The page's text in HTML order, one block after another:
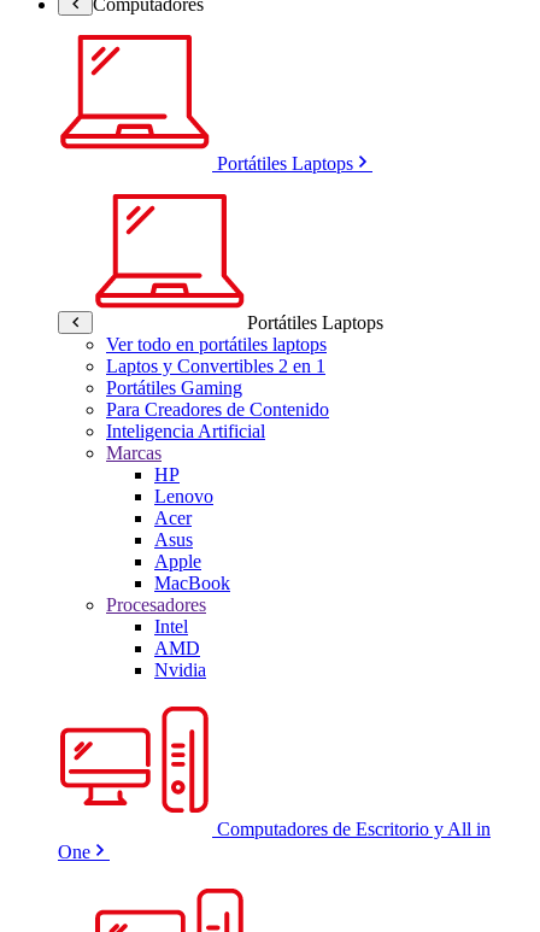
Portátiles Laptops
Portátiles Laptops
Ver todo en portátiles laptops
Laptos y Convertibles 2 en 1
Portátiles Gaming
Para Creadores de Contenido
Inteligencia Artificial
Marcas
HP
Lenovo
Acer
Asus
Apple
MacBook
Procesadores
Intel
AMD
Nvidia
Computadores de Escritorio y All in
One